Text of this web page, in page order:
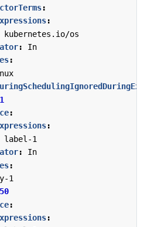
:
:
kubernetes.io/os
:
In
:
1
:
:
label-1
:
In
:
1
50
:
: